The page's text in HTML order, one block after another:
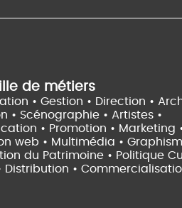
de métiers
• Gestion • Direction •
• Scénographie • Artistes •
• Promotion • Marketing
web • Multimédia •
du Patrimoine • Politique
Distribution •